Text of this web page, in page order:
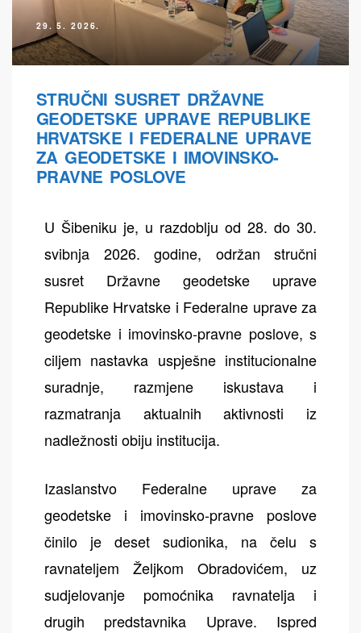
29. 5. 2026.
STRUČNI SUSRET DRŽAVNE
GEODETSKE UPRAVE REPUBLIKE
HRVATSKE I FEDERALNE UPRAVE
ZA GEODETSKE I IMOVINSKO-
PRAVNE POSLOVE
U Šibeniku je, u razdoblju od 28. do 30.
svibnja 2026. godine, održan stručni
susret Državne geodetske uprave
Republike Hrvatske i Federalne uprave za
geodetske i imovinsko-pravne poslove, s
ciljem nastavka uspješne institucionalne
suradnje, razmjene iskustava i
razmatranja aktualnih aktivnosti iz
nadležnosti obiju institucija.
Izaslanstvo Federalne uprave za
geodetske i imovinsko-pravne poslove
činilo je deset sudionika, na čelu s
ravnateljem Željkom Obradovićem, uz
sudjelovanje pomoćnika ravnatelja i
drugih predstavnika Uprave. Ispred